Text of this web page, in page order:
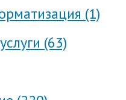
(1)
(63)